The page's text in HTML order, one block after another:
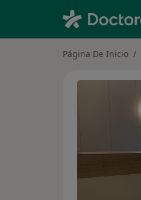
Página De Inicio